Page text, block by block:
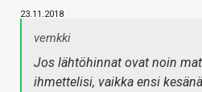
23.11.2018
vemkki
Jos lähtöhinnat ovat noin
ihmettelisi, vaikka ensi